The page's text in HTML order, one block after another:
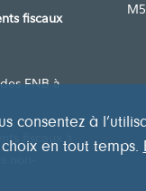
fiscaux
FNB à
fiscaux à
consentez à
en tout temps.